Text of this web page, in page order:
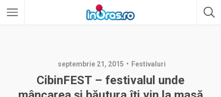
septembrie 21, 2015 Festivaluri
CibinFEST – festivalul unde